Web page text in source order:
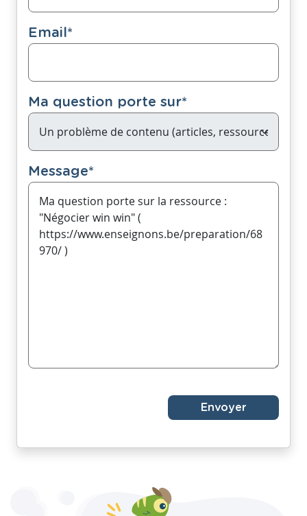
Email*
Ma question porte sur*
Message*
Envoyer